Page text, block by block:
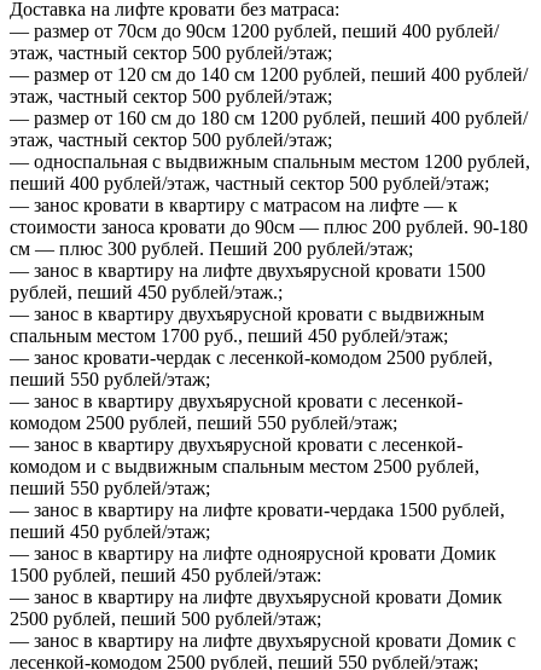
Доставка на лифте кровати без матраса:
— размер от 70см до 90см 1200 рублей, пеший 400 рублей/
этаж, частный сектор 500 рублей/этаж;
— размер от 120 см до 140 см 1200 рублей, пеший 400 рублей/
этаж, частный сектор 500 рублей/этаж;
— размер от 160 см до 180 см 1200 рублей, пеший 400 рублей/
этаж, частный сектор 500 рублей/этаж;
— односпальная с выдвижным спальным местом 1200 рублей,
пеший 400 рублей/этаж, частный сектор 500 рублей/этаж;
— занос кровати в квартиру с матрасом на лифте — к
стоимости заноса кровати до 90см — плюс 200 рублей. 90-180
см — плюс 300 рублей. Пеший 200 рублей/этаж;
— занос в квартиру на лифте двухъярусной кровати 1500
рублей, пеший 450 рублей/этаж.;
— занос в квартиру двухъярусной кровати с выдвижным
спальным местом 1700 руб., пеший 450 рублей/этаж;
— занос кровати-чердак с лесенкой-комодом 2500 рублей,
пеший 550 рублей/этаж;
— занос в квартиру двухъярусной кровати с лесенкой-
комодом 2500 рублей, пеший 550 рублей/этаж;
— занос в квартиру двухъярусной кровати с лесенкой-
комодом и с выдвижным спальным местом 2500 рублей,
пеший 550 рублей/этаж;
— занос в квартиру на лифте кровати-чердака 1500 рублей,
пеший 450 рублей/этаж;
— занос в квартиру на лифте одноярусной кровати Домик
1500 рублей, пеший 450 рублей/этаж:
— занос в квартиру на лифте двухъярусной кровати Домик
2500 рублей, пеший 500 рублей/этаж;
— занос в квартиру на лифте двухъярусной кровати Домик с
лесенкой-комодом 2500 рублей, пеший 550 рублей/этаж;